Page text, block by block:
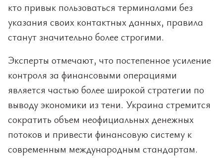
кто привык пользоваться терминалами без
указания своих контактных данных, правила
станут значительно более строгими.
Эксперты отмечают, что постепенное усиление
контроля за финансовыми операциями
является частью более широкой стратегии по
выводу экономики из тени. Украина стремится
сократить объем неофициальных денежных
потоков и привести финансовую систему к
современным международным стандартам.